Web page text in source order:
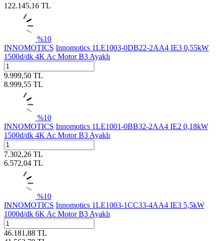
122.145,16 TL
%10
INNOMOTICS Innomotics 1LE1003-0DB22-2AA4 IE3 0,55kW
1500d/dk 4K Ac Motor B3 Ayaklı
9.999,50 TL
8.999,55 TL
%10
INNOMOTICS Innomotics 1LE1001-0BB32-2AA4 IE2 0,18kW
1500d/dk 4K Ac Motor B3 Ayaklı
7.302,26 TL
6.572,04 TL
%10
INNOMOTICS Innomotics 1LE1003-1CC33-4AA4 IE3 5,5kW
1000d/dk 6K Ac Motor B3 Ayaklı
46.181,88 TL